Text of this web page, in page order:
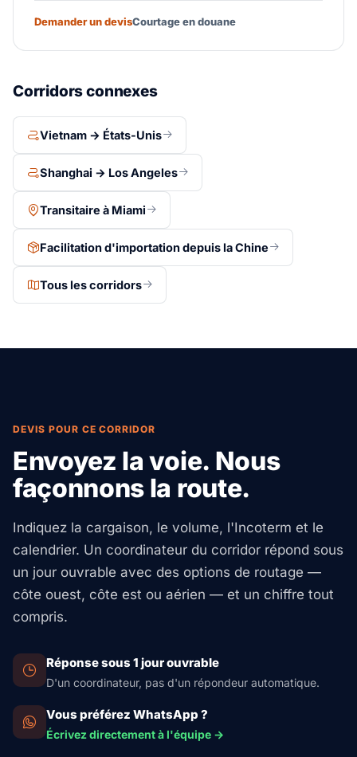
Demander un devisCourtage en douane
Corridors connexes
Vietnam → États-Unis
Shanghai → Los Angeles
Transitaire à Miami
Facilitation d'importation depuis la Chine
Tous les corridors
DEVIS POUR CE CORRIDOR
Envoyez la voie. Nous
façonnons la route.
Indiquez la cargaison, le volume, l'Incoterm et le
calendrier. Un coordinateur du corridor répond sous
un jour ouvrable avec des options de routage —
côte ouest, côte est ou aérien — et un chiffre tout
compris.
Réponse sous 1 jour ouvrable
D'un coordinateur, pas d'un répondeur automatique.
Vous préférez WhatsApp ?
Écrivez directement à l'équipe →